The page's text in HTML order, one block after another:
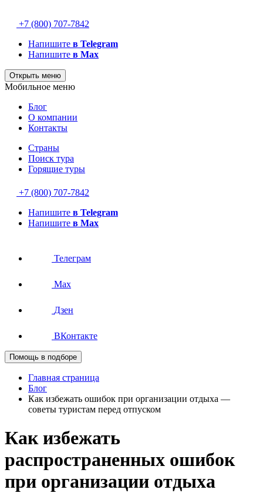
+7 (800) 707-7842
Напишите в Telegram
Напишите в Max
Открыть меню
Мобильное меню
Блог
О компании
Контакты
Страны
Поиск тура
Горящие туры
+7 (800) 707-7842
Напишите в Telegram
Напишите в Max
Телеграм
Max
Дзен
ВКонтакте
Помощь в подборе
Главная страница
Блог
Как избежать ошибок при организации отдыха —
советы туристам перед отпуском
Как избежать
распространенных ошибок
при организации отдыха